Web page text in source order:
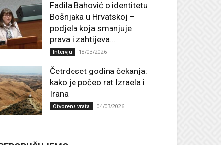
Fadila Bahović o identitetu
Bošnjaka u Hrvatskoj –
podjela koja smanjuje
prava i zahtijeva...
Intervju 18/03/2026
Četrdeset godina čekanja:
kako je počeo rat Izraela i
Irana
Otvorena vrata 04/03/2026